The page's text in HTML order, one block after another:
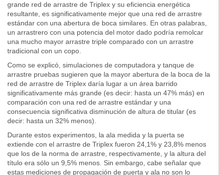
grande red de arrastre de Triplex y su eficiencia energética
resultante, es significativamente mejor que una red de arrastre
estándar con una abertura de boca similares. En otras palabras,
un arrastrero con una potencia del motor dado podría remolcar
una mucho mayor arrastre triple comparado con un arrastre
tradicional con un copo.
Como se explicó, simulaciones de computadora y tanque de
arrastre pruebas sugieren que la mayor abertura de la boca de la
red de arrastre de Triplex daría lugar a un área barrido
significativamente más grande (es decir: hasta un 47% más) en
comparación con una red de arrastre estándar y una
consecuencia significativa disminución de altura de titular (es
decir: hasta un 32% menos).
Durante estos experimentos, la ala medida y la puerta se
extiende con el arrastre de Triplex fueron 24,1% y 23,8% menos
que los de la norma de arrastre, respectivamente, y la altura del
título era sólo un 9,5% menos. Sin embargo, cabe señalar que
estas mediciones de propagación de puerta y ala no son lo